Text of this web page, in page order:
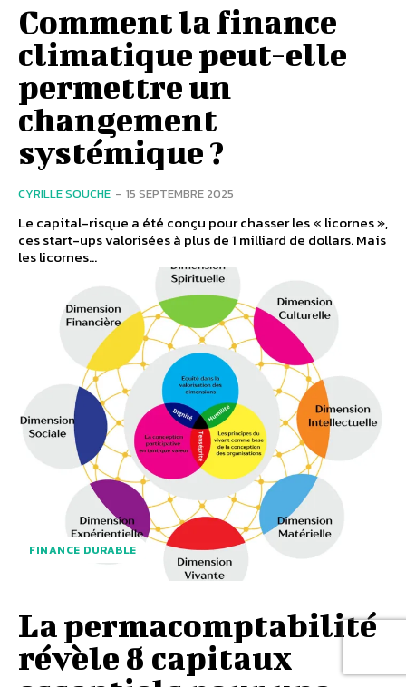
Comment la finance
climatique peut-elle
permettre un
changement
systémique ?
CYRILLE SOUCHE - 15 SEPTEMBRE 2025
Le capital-risque a été conçu pour chasser les « licornes »,
ces start-ups valorisées à plus de 1 milliard de dollars. Mais
les licornes...
FINANCE DURABLE
La permacomptabilité
révèle 8 capitaux